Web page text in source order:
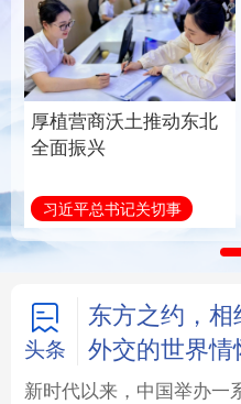
科技 科创
文化 书画
访谈 视频
学术中国 乡村振兴
城市 旅游
厚植营商沃土推动东北
全面振兴
习近平总书记关切事
头条
东方之约，
外交的世界情
新时代以来，中国举办一